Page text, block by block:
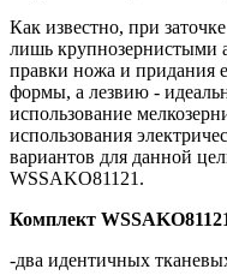
Как известно, при
лишь крупнозернистыми
правки ножа и придания
формы, а лезвию -
использование
использования
вариантов для данной
WSSAKO81121.
Комплект
-два идентичных